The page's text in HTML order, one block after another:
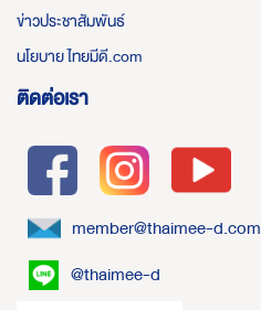
ข่าวประชาสัมพันธ์
นโยบาย ไทยมีดี.com
ติดต่อเรา
member@thaimee-d.com
@thaimee-d